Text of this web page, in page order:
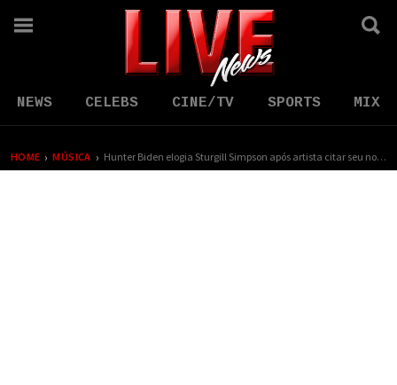
NEWS CELEBS CINE/TV SPORTS MIX
HOME › MÚSICA › Hunter Biden elogia Sturgill Simpson após artista citar seu nome em música do álbum novo